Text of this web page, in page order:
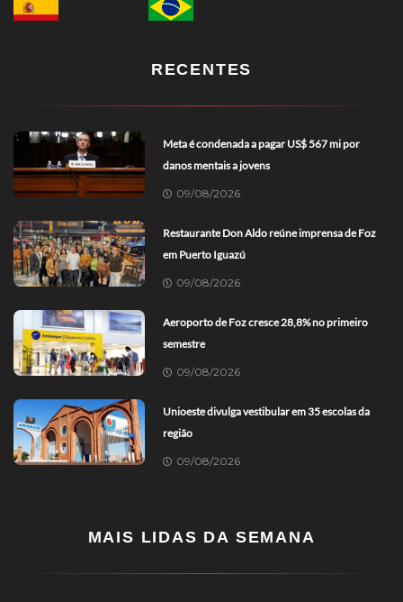
RECENTES
Meta é condenada a pagar US$ 567 mi por
danos mentais a jovens
09/08/2026
Restaurante Don Aldo reúne imprensa de Foz
em Puerto Iguazú
09/08/2026
Aeroporto de Foz cresce 28,8% no primeiro
semestre
09/08/2026
Unioeste divulga vestibular em 35 escolas da
região
09/08/2026
MAIS LIDAS DA SEMANA